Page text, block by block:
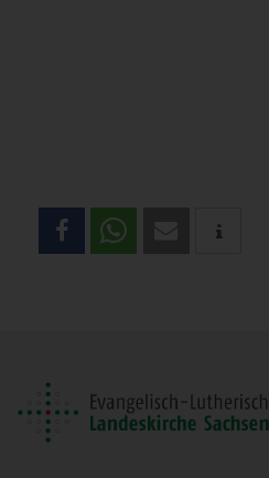
Teilen
Sie